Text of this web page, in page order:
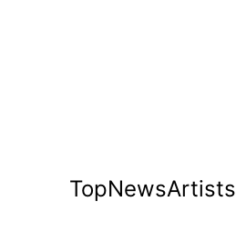
TopNewsArtists